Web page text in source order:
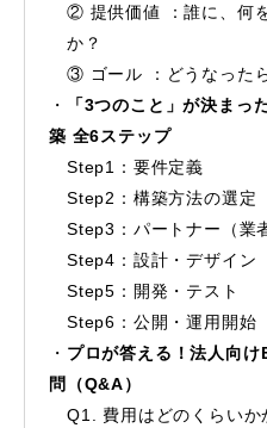
② 提供価値 ：誰に、何
か？
③ ゴール ：どうなった
「3つのこと」が決まっ
築 全6ステップ
Step1：要件定義
Step2：構築方法の選定
Step3：パートナー（業
Step4：設計・デザイン
Step5：開発・テスト
Step6：公開・運用開始
プロが答える！法人向
問（Q&A）
Q1. 費用はどのくらいか